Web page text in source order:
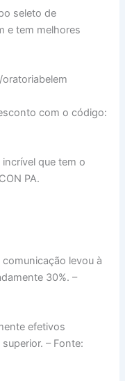
seleto de
e tem melhores
com o código:
que tem o
PA.
levou à
30%. –
efetivos
– Fonte: